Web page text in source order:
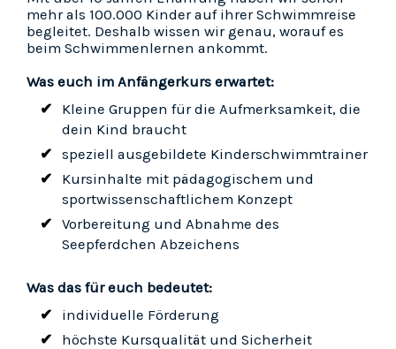
mehr als 100.000 Kinder auf ihrer Schwimmreise
begleitet. Deshalb wissen wir genau, worauf es
beim Schwimmenlernen ankommt.
Was euch im Anfängerkurs erwartet:
Kleine Gruppen für die Aufmerksamkeit, die
dein Kind braucht
speziell ausgebildete Kinderschwimmtrainer
Kursinhalte mit pädagogischem und
sportwissenschaftlichem Konzept
Vorbereitung und Abnahme des
Seepferdchen Abzeichens
Was das für euch bedeutet:
individuelle Förderung
höchste Kursqualität und Sicherheit